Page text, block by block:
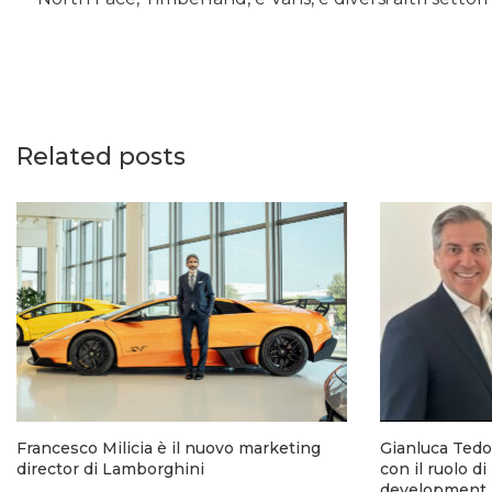
Related posts
Francesco Milicia è il nuovo marketing
director di Lamborghini
Gianluca
con il ruolo di